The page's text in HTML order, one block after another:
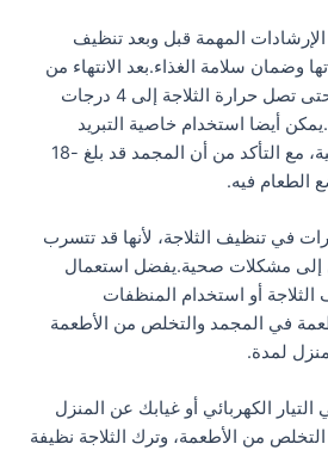
المهمة قبل وبعد تنظيف
وضمان سلامة الغذاء.بعد الانتهاء من
التنظيف، ينبغي الانتظار حتى تصل حرارة الثلاجة إلى 4 درجات
أيضا استخدام خاصية التبريد
السريع لتسريع هذه العملية، مع التأكد من أن المجمد قد بلغ -18
الطعام فيه.
في تنظيف الثلاجة، لأنها قد تتسرب
إلى مشكلات صحية.يفضل استعمال
أو استخدام المنظفات
في المجمد والتخلص من الأطعمة
لمدة.
الكهربائي أو غيابك عن المنزل
من الأطعمة، وترك الثلاجة نظيفة